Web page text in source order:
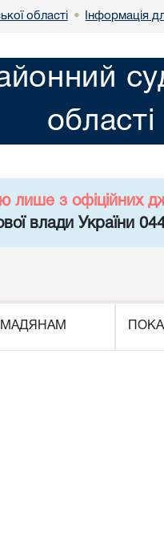
області • Інформація
області
лише з офіційних
влади України